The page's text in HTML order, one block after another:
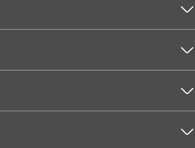
seta_baixo
seta_baixo
seta_baixo
seta_baixo